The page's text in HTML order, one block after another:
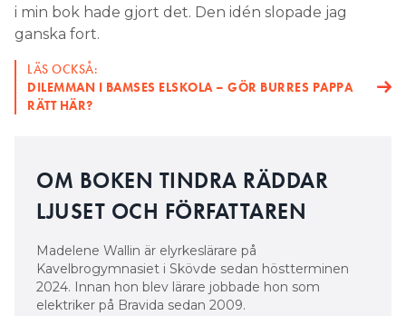
i min bok hade gjort det. Den idén slopade jag
ganska fort.
LÄS OCKSÅ:
DILEMMAN I BAMSES ELSKOLA – GÖR BURRES PAPPA
RÄTT HÄR?
OM BOKEN TINDRA RÄDDAR
LJUSET OCH FÖRFATTAREN
Madelene Wallin är elyrkeslärare på
Kavelbrogymnasiet i Skövde sedan höstterminen
2024. Innan hon blev lärare jobbade hon som
elektriker på Bravida sedan 2009.